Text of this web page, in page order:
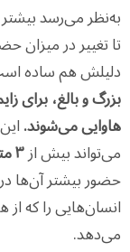
به‌نظر می‌رسد
تا تغییر در میزان
دلیلش هم ساده
بزرگ و بالغ، برای
هاوایی می‌شوند.
می‌تواند بیش از۳ متر
حضور بیشتر آن‌ها
انسان‌هایی را که
می‌دهد.